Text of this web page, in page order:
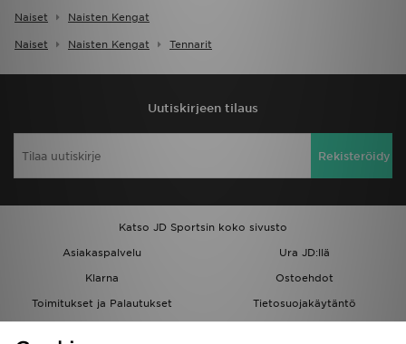
Naiset Naisten Kengat
Naiset Naisten Kengat Tennarit
Uutiskirjeen tilaus
Rekisteröidy
Katso JD Sportsin koko sivusto
Asiakaspalvelu
Ura JD:llä
Klarna
Ostoehdot
Toimitukset ja Palautukset
Tietosuojakäytäntö